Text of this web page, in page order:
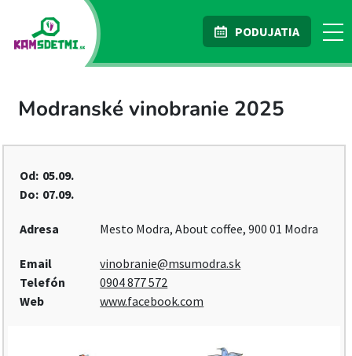
PODUJATIA
Modranské vinobranie 2025
Od: 05.09.
Do: 07.09.
Adresa Mesto Modra, About coffee, 900 01 Modra
Email
vinobranie@msumodra.sk
Telefón
0904 877 572
Web
www.facebook.com